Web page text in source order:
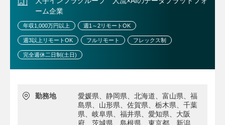
ーム企業
年収1,000万円以上 週1～2リモートOK
週3以上リモートOK フルリモート フレックス制
完全週休二日制(土日)
勤務地
愛媛県、静岡県、北海道、富山県、福
島県、山形県、佐賀県、栃木県、千葉
県、岐阜県、福井県、愛知県、大阪
府、茨城県、島根県、東京都、新潟